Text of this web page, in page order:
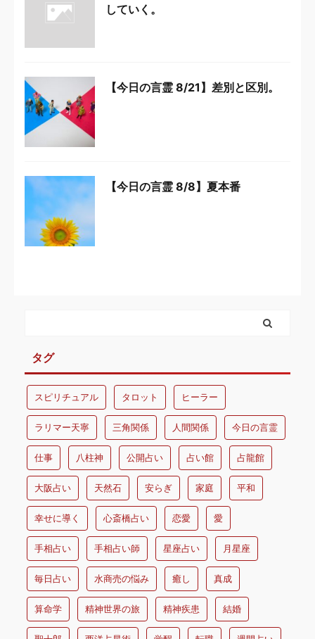
していく。
【今日の言霊 8/21】差別と区別。
【今日の言霊 8/8】夏本番
タグ
スピリチュアル タロット ヒーラー
ラリマー天寧 三角関係 人間関係 今日の言霊
仕事 八柱神 公開占い 占い館 占龍館
大阪占い 天然石 安らぎ 家庭 平和
幸せに導く 心斎橋占い 恋愛 愛
手相占い 手相占い師 星座占い 月星座
毎日占い 水商売の悩み 癒し 真成
算命学 精神世界の旅 精神疾患 結婚